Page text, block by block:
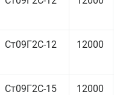
Ст09Г2С-12 12000
Ст09Г2С-15 12000